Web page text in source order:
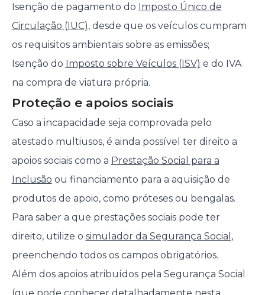
Isenção de pagamento do Imposto Único de
Circulação (IUC), desde que os veículos cumpram
os requisitos ambientais sobre as emissões;
Isenção do Imposto sobre Veículos (ISV) e do IVA
na compra de viatura própria.
Proteção e apoios sociais
Caso a incapacidade seja comprovada pelo
atestado multiusos, é ainda possível ter direito a
apoios sociais como a Prestação Social para a
Inclusão ou financiamento para a aquisição de
produtos de apoio, como próteses ou bengalas.
Para saber a que prestações sociais pode ter
direito, utilize o simulador da Segurança Social ,
preenchendo todos os campos obrigatórios.
Além dos apoios atribuídos pela Segurança Social